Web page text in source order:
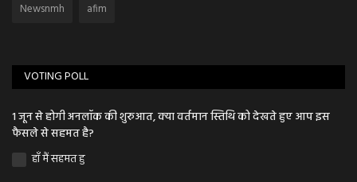
Newsnmh
afim
VOTING POLL
1 जून से होगी अनलॉक की शुरुआत, क्या वर्तमान स्तिथि को देखते हुए आप इस
फैसले से सहमत है?
हाँ मैं सहमत हु